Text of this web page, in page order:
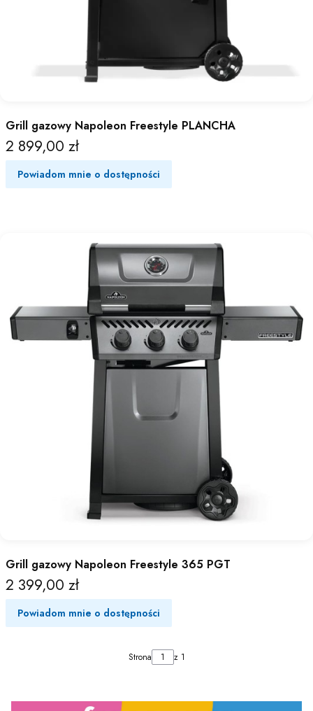
Grill gazowy Napoleon Freestyle PLANCHA
Cena
2 899,00 zł
Powiadom mnie o dostępności
Grill gazowy Napoleon Freestyle 365 PGT
Cena
2 399,00 zł
Powiadom mnie o dostępności
Strona z 1